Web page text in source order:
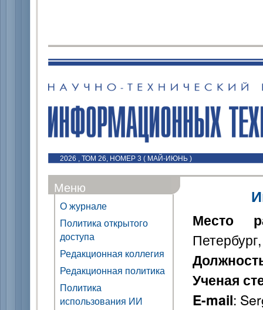
2026 , ТОМ 26, НОМЕР 3 ( МАЙ-ИЮНЬ )
Меню
О журнале
Политика открытого
доступа
Редакционная коллегия
Редакционная политика
Политика
использования ИИ
Место
Ученая
E-mail: